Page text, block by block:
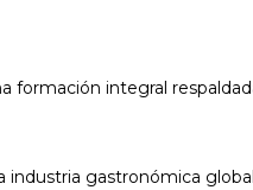
formación integral
industria gastronómica